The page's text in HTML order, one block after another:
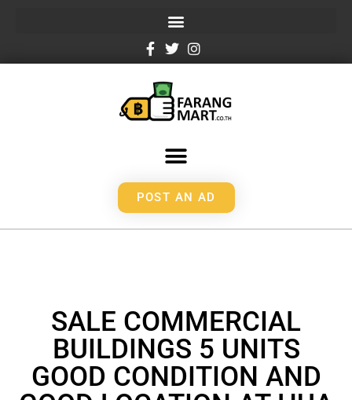
POST AN AD
SALE COMMERCIAL
BUILDINGS 5 UNITS
GOOD CONDITION AND